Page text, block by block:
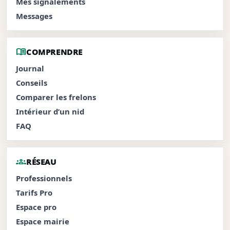
Messages
menu_bookCOMPRENDRE
Journal
Conseils
Comparer les frelons
Intérieur d’un nid
FAQ
groupsRÉSEAU
Professionnels
Tarifs Pro
Espace pro
Espace mairie